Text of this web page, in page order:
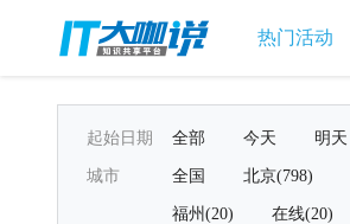
热门活动
起始日期 全部 今天 明天
城市 全国 北京(798)
福州(20) 在线(20)